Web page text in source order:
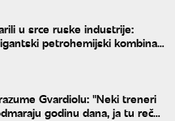
u srce ruske industrije:
petrohemijski kombinat
Gvardiolu: "Neki treneri
godinu dana, ja tu reč